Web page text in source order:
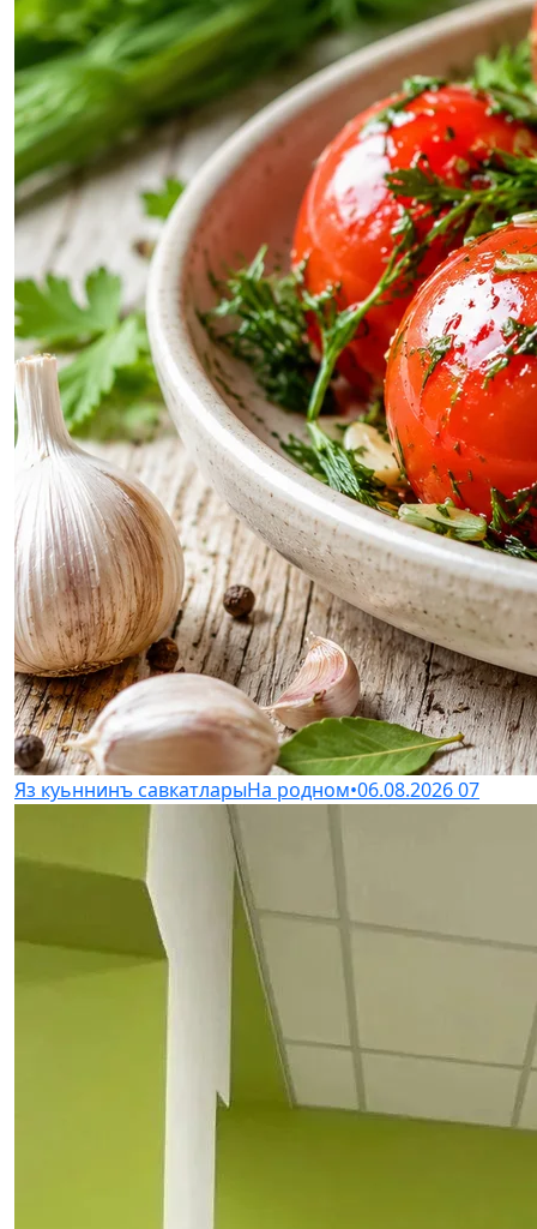
Яз куьннинъ савкатларыНа родном•06.08.202607